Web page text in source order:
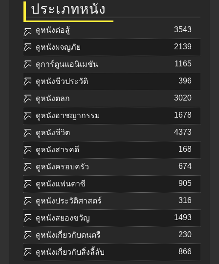
ประเภทหนัง
ดูหนังต่อสู้ 3543
ดูหนังผจญภัย 2139
ดูการ์ตูนแอนิเมชัน 1165
ดูหนังชีวประวัติ 396
ดูหนังตลก 3020
ดูหนังอาชญากรรม 1678
ดูหนังชีวิต 4373
ดูหนังสารคดี 168
ดูหนังครอบครัว 674
ดูหนังแฟนตาซี 905
ดูหนังประวัติศาสตร์ 316
ดูหนังสยองขวัญ 1493
ดูหนังเกี่ยวกับดนตรี 230
ดูหนังเกี่ยวกับสิ่งลี้ลับ 866